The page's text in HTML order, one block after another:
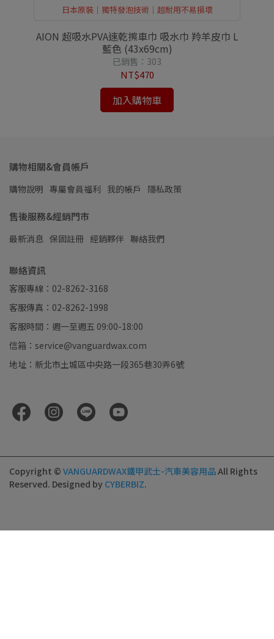
日本原裝｜獨特發泡技術｜超耐用不易損壞
AION 超吸水PVA速乾擦車巾 吸水巾 羚羊皮巾 L
藍色 (43x69cm)
已銷售：303
NT$470
加入購物車
購物相關&會員帳戶
購物說明 專屬會員福利 我的帳戶 隱私政策
售後服務&經銷門市
最新消息 保固註冊 經銷夥伴 聯絡我們
聯絡資訊
客服專線：02-8262-3168
客服傳真：02-8262-1998
客服時間：週一至週五 09:00-18:00
信箱：service@vanguardwax.com
地址：新北市土城區中央路一段365巷30弄6號
Copyright © VANGUARDWAX鐵甲武士-汽車美容用品All Rights
Reserved. Designed by CYBERBIZ.